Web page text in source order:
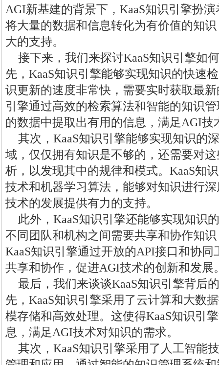
AGI新基建的背景下，KaaS知识引擎扮
将大量的数据和信息转化为有价值的知
大的支持。
接下来，我们来探讨KaaS知识引擎如
先，KaaS知识引擎能够实现知识的快速
识更新的速度非常快，需要实时获取最
引擎通过高效的检索算法和智能的知识
的数据中提取出有用的信息，满足AGI技
其次，KaaS知识引擎能够实现知识的
域，仅仅拥有知识是不够的，还需要对
析，以发现其中的规律和模式。KaaS知
技术和机器学习算法，能够对知识进行
技术的发展提供有力的支持。
此外，KaaS知识引擎还能够实现知识
不同团队和机构之间需要共享和协作知
KaaS知识引擎通过开放的API接口和协
共享和协作，促进AGI技术的创新和发展
最后，我们来谈谈KaaS知识引擎背后
先，KaaS知识引擎采用了云计算和大数
模存储和高效处理。这使得KaaS知识引
息，满足AGI技术对知识的需求。
其次，KaaS知识引擎采用了人工智能